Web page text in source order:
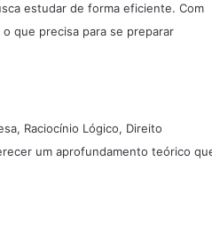
estudar de forma eficiente. Com
que precisa para se preparar
Raciocínio Lógico, Direito
um aprofundamento teórico